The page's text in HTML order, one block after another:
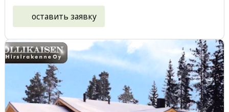
оставить заявку